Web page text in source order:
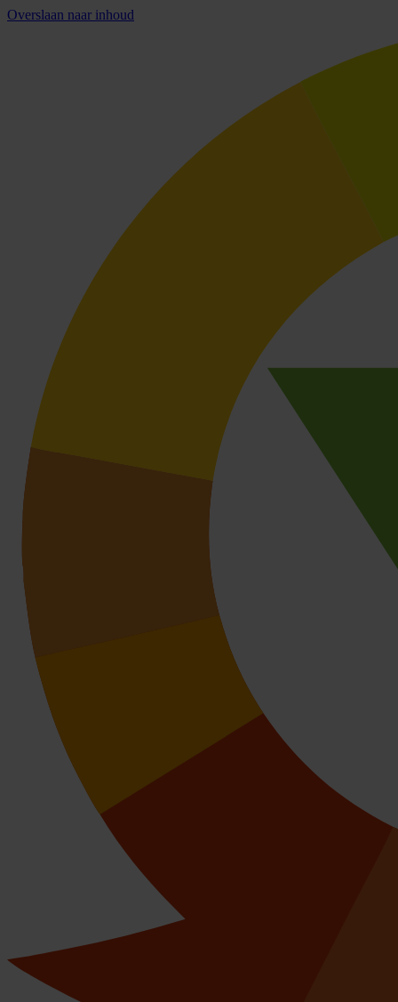
Overslaan naar inhoud